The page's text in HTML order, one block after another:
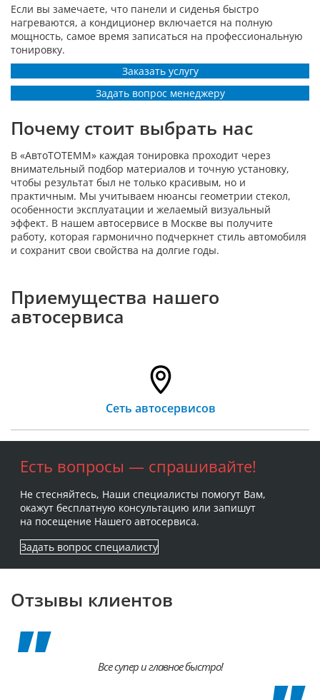
Если вы замечаете, что панели и сиденья быстро
нагреваются, а кондиционер включается на полную
мощность, самое время записаться на профессиональную
тонировку.
Заказать услугу
Задать вопрос менеджеру
Почему стоит выбрать нас
В «АвтоТОТЕММ» каждая тонировка проходит через
внимательный подбор материалов и точную установку,
чтобы результат был не только красивым, но и
практичным. Мы учитываем нюансы геометрии стекол,
особенности эксплуатации и желаемый визуальный
эффект. В нашем автосервисе в Москве вы получите
работу, которая гармонично подчеркнет стиль автомобиля
и сохранит свои свойства на долгие годы.
Приемущества нашего
автосервиса
Сеть автосервисов
Есть вопросы — спрашивайте!
Не стесняйтесь, Наши специалисты помогут Вам,
окажут бесплатную консультацию или запишут
на посещение Нашего автосервиса.
Задать вопрос специалисту
Отзывы клиентов
Все супер и главное быстро!